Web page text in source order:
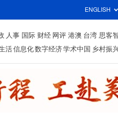
ENGLISH
人事 国际 财经 网评 港澳 台湾 思客
活信息化数字经济学术中国 乡村振